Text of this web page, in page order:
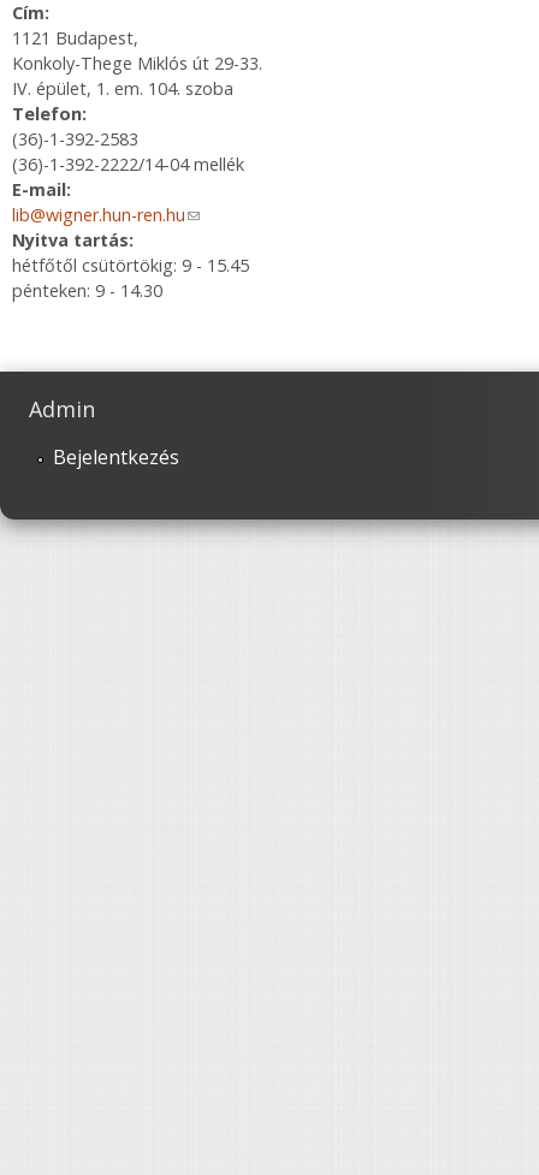
Cím:
1121 Budapest,
Konkoly-Thege Miklós út 29-33.
IV. épület, 1. em. 104. szoba
Telefon:
(36)-1-392-2583
(36)-1-392-2222/14-04 mellék
E-mail:
lib@wigner.hun-ren.hu(link sends e-mail)
Nyitva tartás:
hétfőtől csütörtökig: 9 - 15.45
pénteken: 9 - 14.30
Admin
Bejelentkezés